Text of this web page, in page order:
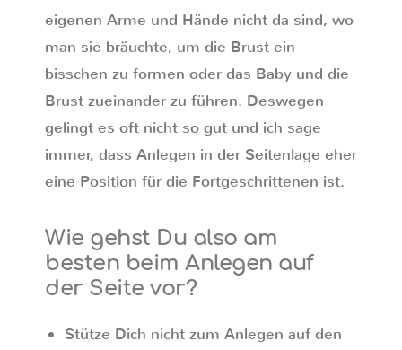
eigenen Arme und Hände nicht da sind, wo
man sie bräuchte, um die Brust ein
bisschen zu formen oder das Baby und die
Brust zueinander zu führen. Deswegen
gelingt es oft nicht so gut und ich sage
immer, dass Anlegen in der Seitenlage eher
eine Position für die Fortgeschrittenen ist.
Wie gehst Du also am
besten beim Anlegen auf
der Seite vor?
Stütze Dich nicht zum Anlegen auf den